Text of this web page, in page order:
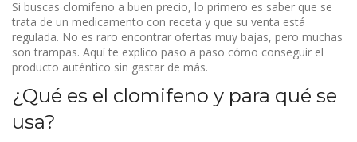
Si buscas clomifeno a buen precio, lo primero es saber que se
trata de un medicamento con receta y que su venta está
regulada. No es raro encontrar ofertas muy bajas, pero muchas
son trampas. Aquí te explico paso a paso cómo conseguir el
producto auténtico sin gastar de más.
¿Qué es el clomifeno y para qué se
usa?